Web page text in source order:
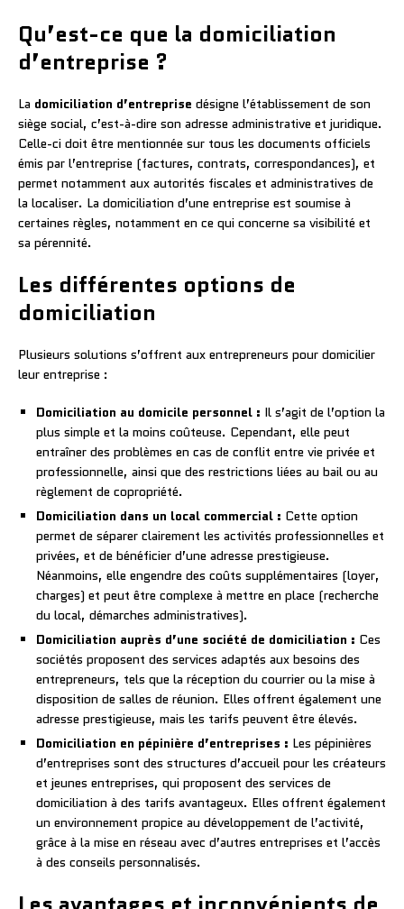
Qu’est-ce que la domiciliation
d’entreprise ?
La domiciliation d’entreprise désigne l’établissement de son
siège social, c’est-à-dire son adresse administrative et juridique.
Celle-ci doit être mentionnée sur tous les documents officiels
émis par l’entreprise (factures, contrats, correspondances), et
permet notamment aux autorités fiscales et administratives de
la localiser. La domiciliation d’une entreprise est soumise à
certaines règles, notamment en ce qui concerne sa visibilité et
sa pérennité.
Les différentes options de
domiciliation
Plusieurs solutions s’offrent aux entrepreneurs pour domicilier
leur entreprise :
Domiciliation au domicile personnel : Il s’agit de l’option la
plus simple et la moins coûteuse. Cependant, elle peut
entraîner des problèmes en cas de conflit entre vie privée et
professionnelle, ainsi que des restrictions liées au bail ou au
règlement de copropriété.
Domiciliation dans un local commercial : Cette option
permet de séparer clairement les activités professionnelles et
privées, et de bénéficier d’une adresse prestigieuse.
Néanmoins, elle engendre des coûts supplémentaires (loyer,
charges) et peut être complexe à mettre en place (recherche
du local, démarches administratives).
Domiciliation auprès d’une société de domiciliation : Ces
sociétés proposent des services adaptés aux besoins des
entrepreneurs, tels que la réception du courrier ou la mise à
disposition de salles de réunion. Elles offrent également une
adresse prestigieuse, mais les tarifs peuvent être élevés.
Domiciliation en pépinière d’entreprises : Les pépinières
d’entreprises sont des structures d’accueil pour les créateurs
et jeunes entreprises, qui proposent des services de
domiciliation à des tarifs avantageux. Elles offrent également
un environnement propice au développement de l’activité,
grâce à la mise en réseau avec d’autres entreprises et l’accès
à des conseils personnalisés.